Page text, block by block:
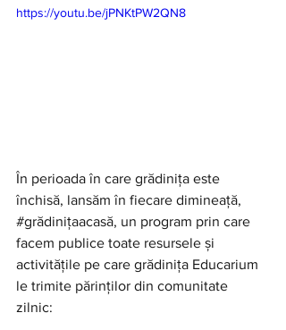
https://youtu.be/jPNKtPW2QN8
În perioada în care grădinița este
închisă, lansăm în fiecare dimineață,
#grădinițaacasă, un program prin care
facem publice toate resursele și
activitățile pe care grădinița Educarium
le trimite părinților din comunitate
zilnic: